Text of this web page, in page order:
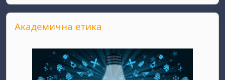
Прескочи Академична етика
Академична етика